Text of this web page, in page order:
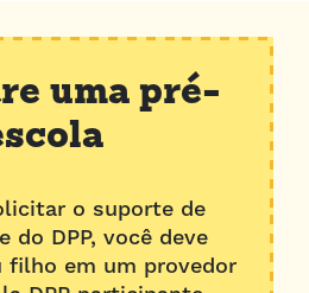
uma pré-
o suporte de
do DPP, você deve
filho em um provedor